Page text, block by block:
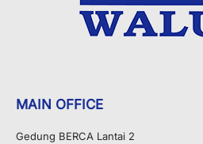
MAIN OFFICE
Gedung BERCA Lantai 2